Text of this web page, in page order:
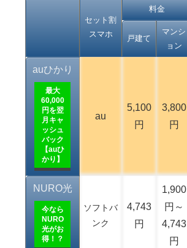
セット割
スマホ
料金
戸建て
マンシ
ョン
auひかり
最大
60,000
円を翌
月キャ
ッシュ
バック
【auひ
かり】
au
5,100
円
3,800
円
NURO光
今なら
NURO
光がお
得！？
ソフトバ
ンク
4,743
円
1,900
円～
4,743
円